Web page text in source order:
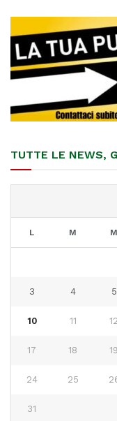
TUTTE LE NEWS,
L M M
3 4 5
10 11 12
17 18 19
24 25
31